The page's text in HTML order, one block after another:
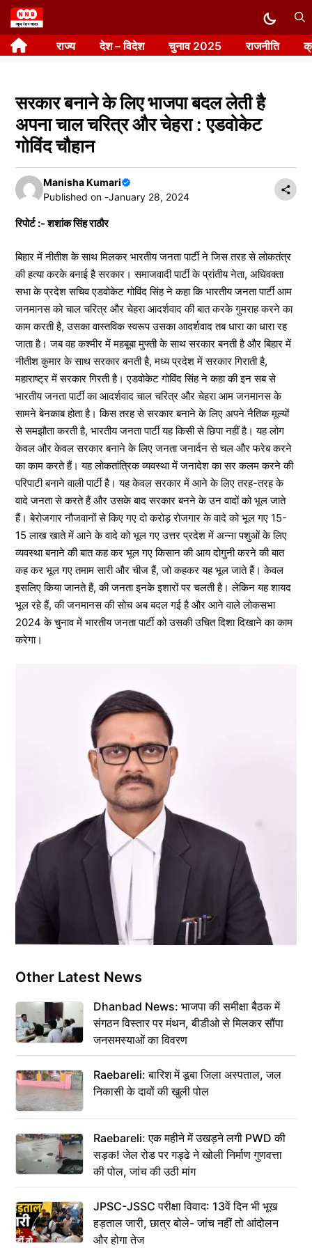
Skip
to
content राज्य देश – विदेश चुनाव 2025 राजनीति
सरकार बनाने के लिए भाजपा बदल लेती है
अपना चाल चरित्र और चेहरा : एडवोकेट
गोविंद चौहान
Manisha Kumari
Published on -January 28, 2024
रिपोर्ट :- शशांक सिंह राठौर
बिहार में नीतीश के साथ मिलकर भारतीय जनता पार्टी ने जिस तरह से लोकतंत्र
की हत्या करके बनाई है सरकार। समाजवादी पार्टी के प्रांतीय नेता, अधिवक्ता
सभा के प्रदेश सचिव एडवोकेट गोविंद सिंह ने कहा कि भारतीय जनता पार्टी आम
जनमानस को चाल चरित्र और चेहरा आदर्शवाद की बात करके गुमराह करने का
काम करती है, उसका वास्तविक स्वरूप उसका आदर्शवाद तब धारा का धारा रह
जाता है। जब वह कश्मीर में महबूबा मुफ्ती के साथ सरकार बनती है और बिहार में
नीतीश कुमार के साथ सरकार बनती है, मध्य प्रदेश में सरकार गिराती है,
महाराष्ट्र में सरकार गिरती है। एडवोकेट गोविंद सिंह ने कहा की इन सब से
भारतीय जनता पार्टी का आदर्शवाद चाल चरित्र और चेहरा आम जनमानस के
सामने बेनकाब होता है। किस तरह से सरकार बनाने के लिए अपने नैतिक मूल्यों
से समझौता करती है, भारतीय जनता पार्टी यह किसी से छिपा नहीं है। यह लोग
केवल और केवल सरकार बनाने के लिए जनता जनार्दन से चल और फरेब करने
का काम करते हैं। यह लोकतांत्रिक व्यवस्था में जनादेश का सर कलम करने की
परिपाटी बनाने वाली पार्टी है। यह केवल सरकार में आने के लिए तरह-तरह के
वादे जनता से करते हैं और उसके बाद सरकार बनने के उन वादों को भूल जाते
हैं। बेरोजगार नौजवानों से किए गए दो करोड़ रोजगार के वादे को भूल गए 15-
15 लाख खाते में आने के वादे को भूल गए उत्तर प्रदेश में अन्ना पशुओं के लिए
व्यवस्था बनाने की बात कह कर भूल गए किसान की आय दोगुनी करने की बात
कह कर भूल गए तमाम सारी और चीज हैं, जो कहकर यह भूल जाते हैं। केवल
इसलिए किया जानते हैं, की जनता इनके इशारों पर चलती है। लेकिन यह शायद
भूल रहे हैं, की जनमानस की सोच अब बदल गई है और आने वाले लोकसभा
2024 के चुनाव में भारतीय जनता पार्टी को उसकी उचित दिशा दिखाने का काम
करेगा।
Other Latest News
Dhanbad News: भाजपा की समीक्षा बैठक में
संगठन विस्तार पर मंथन, बीडीओ से मिलकर सौंपा
जनसमस्याओं का विवरण
Raebareli: बारिश में डूबा जिला अस्पताल, जल
निकासी के दावों की खुली पोल
Raebareli: एक महीने में उखड़ने लगी PWD की
सड़क! जेल रोड पर गड्ढे ने खोली निर्माण गुणवत्ता
की पोल, जांच की उठी मांग
JPSC-JSSC परीक्षा विवाद: 13वें दिन भी भूख
हड़ताल जारी, छात्र बोले- जांच नहीं तो आंदोलन
और होगा तेज